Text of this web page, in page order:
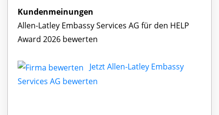
Kundenmeinungen
Allen-Latley Embassy Services AG für den HELP
Award 2026 bewerten
Jetzt Allen-Latley Embassy
Services AG bewerten